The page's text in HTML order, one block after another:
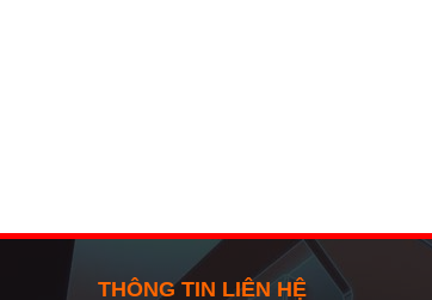
THÔNG TIN LIÊN HỆ